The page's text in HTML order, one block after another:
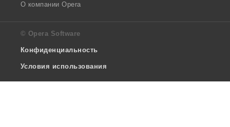
О компании Opera
© Opera Software
Конфиденциальность
Условия использования